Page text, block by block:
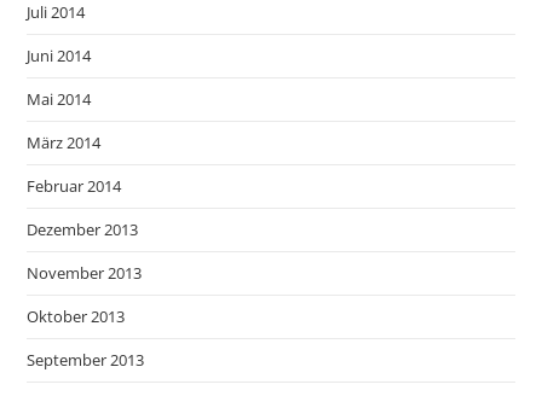
Juli 2014
Juni 2014
Mai 2014
März 2014
Februar 2014
Dezember 2013
November 2013
Oktober 2013
September 2013